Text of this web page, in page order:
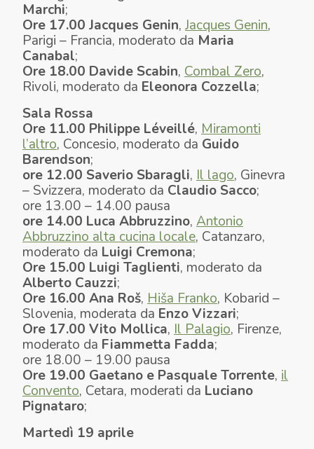
Marchi;
Ore 17.00 Jacques Genin, Jacques Genin,
Parigi – Francia, moderato da Maria
Canabal;
Ore 18.00 Davide Scabin, Combal Zero,
Rivoli, moderato da Eleonora Cozzella;
Sala Rossa
Ore 11.00 Philippe Léveillé, Miramonti
l’altro, Concesio, moderato da Guido
Barendson;
ore 12.00 Saverio Sbaragli, Il lago, Ginevra
– Svizzera, moderato da Claudio Sacco;
ore 13.00 – 14.00 pausa
ore 14.00 Luca Abbruzzino, Antonio
Abbruzzino alta cucina locale, Catanzaro,
moderato da Luigi Cremona;
Ore 15.00 Luigi Taglienti, moderato da
Alberto Cauzzi;
Ore 16.00 Ana Roš, Hiša Franko, Kobarid –
Slovenia, moderata da Enzo Vizzari;
Ore 17.00 Vito Mollica, Il Palagio, Firenze,
moderato da Fiammetta Fadda;
ore 18.00 – 19.00 pausa
Ore 19.00 Gaetano e PasqualeTorrente, il
Convento, Cetara, moderati da Luciano
Pignataro;
Martedì 19 aprile